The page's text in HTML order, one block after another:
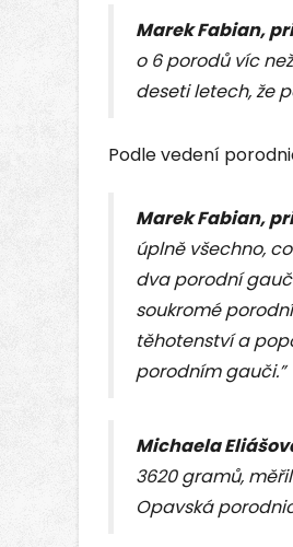
Marek Fabian,
o 6 porodů víc
deseti letech, že
Podle vedení
Marek Fabian,
úplně všechno,
dva porodní
soukromé
těhotenství a
porodním gauči.”
Michaela
3620 gramů,
Opavská